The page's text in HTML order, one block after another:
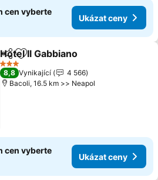
cen vyberte
Ukázat ceny
SdíletPřidat na seznam oblíbených
Hotel Il Gabbiano
3 Počet hvězdiček
8,8 Vynikající
4 566
Bacoli, 16.5 km >> Neapol
cen vyberte
Ukázat ceny